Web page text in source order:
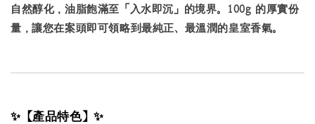
自然醇化，油脂飽滿至「入水即沉」的境界。100g 的厚實份
量，讓您在案頭即可領略到最純正、最溫潤的皇室香氣。
✨【產品特色】✨